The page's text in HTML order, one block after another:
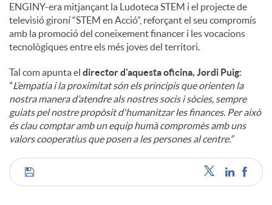
ENGINY-era mitjançant la Ludoteca STEM i el projecte de
televisió gironí “STEM en Acció”, reforçant el seu compromís
amb la promoció del coneixement financer i les vocacions
tecnològiques entre els més joves del territori.
Tal com apunta el director d'aquesta oficina, Jordi Puig:
"L’empatia i la proximitat són els principis que orienten la
nostra manera d’atendre als nostres socis i sòcies, sempre
guiats pel nostre propòsit d'humanitzar les finances. Per això
és clau comptar amb un equip humà compromès amb uns
valors cooperatius que posen a les persones al centre.”
C